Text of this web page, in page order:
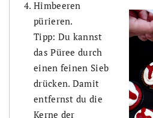
Himbeeren
pürieren.
Tipp: Du kannst
das Püree durch
einen feinen Sieb
drücken. Damit
entfernst du die
Kerne der